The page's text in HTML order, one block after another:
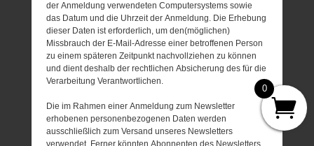
der Anmeldung verwendeten Computersystems sowie
das Datum und die Uhrzeit der Anmeldung. Die Erhebung
dieser Daten ist erforderlich, um den(möglichen)
Missbrauch der E-Mail-Adresse einer betroffenen Person
zu einem späteren Zeitpunkt nachvollziehen zu können
und dient deshalb der rechtlichen Absicherung des für die
Verarbeitung Verantwortlichen.
Die im Rahmen einer Anmeldung zum Newsletter
erhobenen personenbezogenen Daten werden
ausschließlich zum Versand unseres Newsletters
0